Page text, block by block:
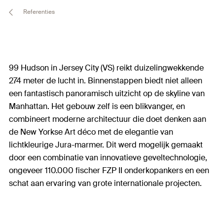
Referenties
99 Hudson in Jersey City (VS) reikt duizelingwekkende
274 meter de lucht in. Binnenstappen biedt niet alleen
een fantastisch panoramisch uitzicht op de skyline van
Manhattan. Het gebouw zelf is een blikvanger, en
combineert moderne architectuur die doet denken aan
de New Yorkse Art déco met de elegantie van
lichtkleurige Jura-marmer. Dit werd mogelijk gemaakt
door een combinatie van innovatieve geveltechnologie,
ongeveer 110.000 fischer FZP II onderkopankers en een
schat aan ervaring van grote internationale projecten.